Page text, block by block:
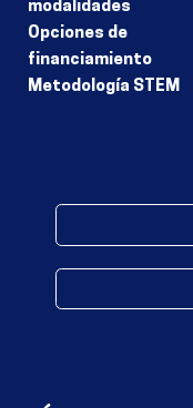
modalidades
Opciones de
financiamiento
Metodología STEM